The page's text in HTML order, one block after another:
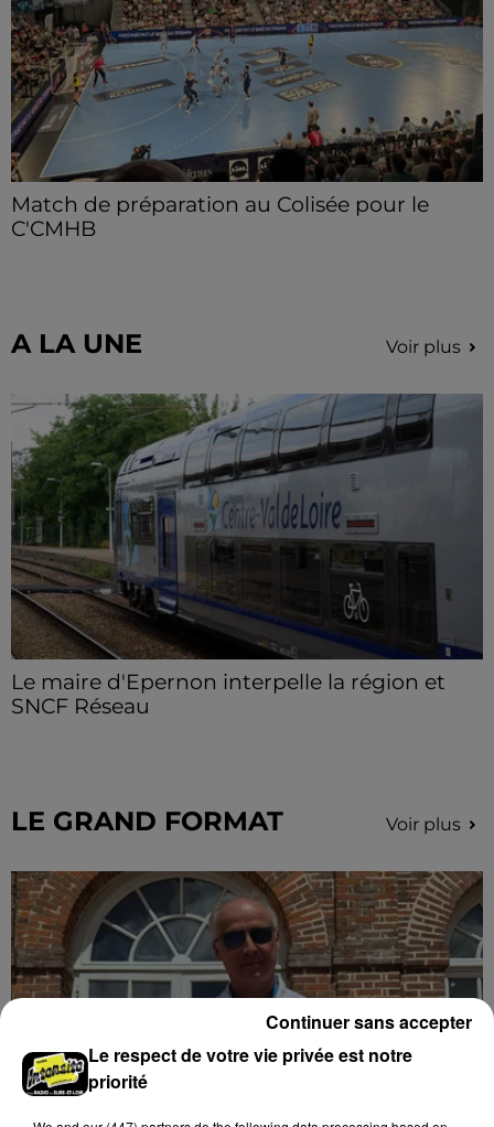
Match de préparation au Colisée pour le
C'CMHB
A LA UNE Voir plus
Le maire d'Epernon interpelle la région et
SNCF Réseau
LE GRAND FORMAT Voir plus
Le respect de votre vie privée est notre
priorité
Continuer sans accepter